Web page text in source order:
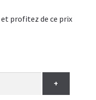
profitez de ce prix
+